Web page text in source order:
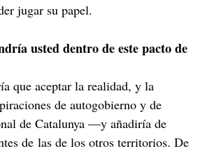
jugar su papel.
usted dentro de este pacto de
que aceptar la realidad, y la
de autogobierno y de
de Catalunya —y añadiría de
de las de los otros territorios. De